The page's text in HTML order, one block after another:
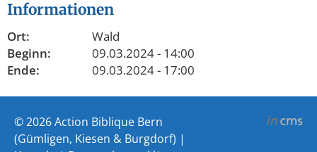
Informationen
Ort:
Wald
Beginn:
09.03.2024 - 14:00
Ende:
09.03.2024 - 17:00
© 2026 Action Biblique Bern
(Gümligen, Kiesen & Burgdorf) |